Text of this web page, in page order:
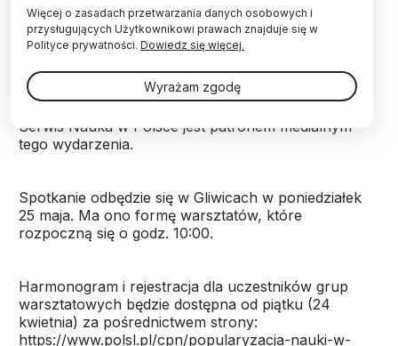
Warsztaty kierowane są do osób komunikujących
naukę - popularyzatorów nauki, pracowników
centrów nauki, edukatorów oraz nauczycieli, którzy
chcą się zaangażować w proces tworzenia treści
Serwis Nauka w Polsce jest patronem medialnym
tego wydarzenia.
Spotkanie odbędzie się w Gliwicach w poniedziałek
25 maja. Ma ono formę warsztatów, które
rozpoczną się o godz. 10:00.
Harmonogram i rejestracja dla uczestników grup
warsztatowych będzie dostępna od piątku (24
kwietnia) za pośrednictwem strony:
https://www.polsl.pl/cpn/popularyzacja-nauki-w-
Więcej o zasadach przetwarzania danych osobowych i
przysługujących Użytkownikowi prawach znajduje się w
Polityce prywatności. Dowiedz się więcej.
Wyrażam zgodę